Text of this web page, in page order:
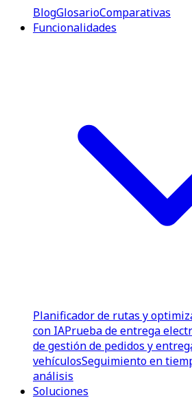
BlogGlosarioComparativas
Funcionalidades
Planificador de rutas y
con IAPrueba de entrega
de gestión de pedidos y
vehículosSeguimiento en
análisis
Soluciones